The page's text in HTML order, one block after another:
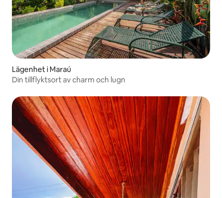
Lägenhet i Maraú
Din tillflyktsort av charm och lugn